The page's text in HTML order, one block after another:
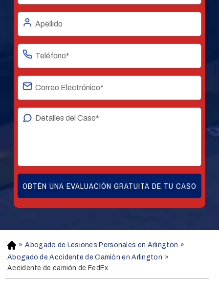
H
o
m
e
» Abogado de Lesiones Personales en Arlington »
Abogado de Accidente de Camión en Arlington »
Accidente de camión de FedEx